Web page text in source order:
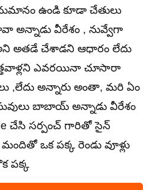
ఉండి కూడా చేతులు
అన్నాడు వీరేశం , నువ్వేగా
అతడే చేశాడని ఆధారం లేదు
ఎవరయినా చూసారా
,లేదు అన్నారు అంతా, మరి ఏం
బాబాయ్ అన్నాడు వీరేశం
చేసి సర్పంచ్ గారితో సైన్
ఒక పక్క రెండు వూళ్లు
పక్క